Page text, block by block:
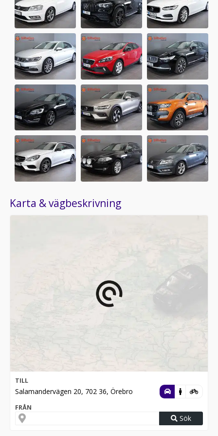
Karta & vägbeskrivning
TILL
Salamandervägen 20, 702 36, Örebro
FRÅN
Sök